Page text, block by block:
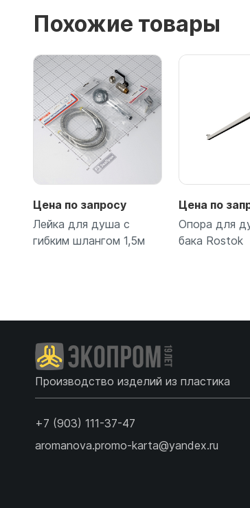
Похожие товары
Цена по запросу
Лейка для душа с
гибким шлангом 1,5м
Цена по
Опора для
бака Rostok
Производство изделий из пластика
+7 (903) 111-37-47
aromanova.promo-karta@yandex.ru